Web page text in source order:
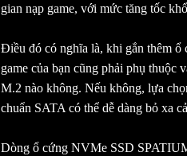
gian nạp game, với mức tăng tốc
Điều đó có nghĩa là, khi gắn thêm
game của bạn cũng phải phụ thuộc
M.2 nào không. Nếu không, lựa
chuẩn SATA có thể dễ dàng bỏ xa
Dòng ổ cứng NVMe SSD